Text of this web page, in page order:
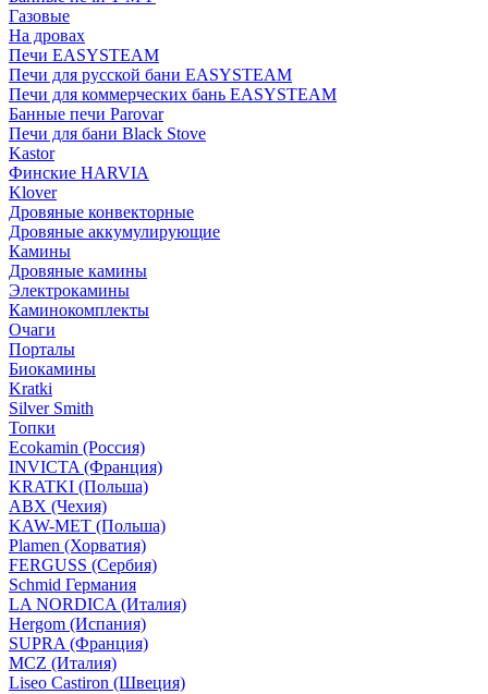
Газовые
На дровах
Печи EASYSTEAM
Печи для русской бани EASYSTEAM
Печи для коммерческих бань EASYSTEAM
Банные печи Parovar
Печи для бани Black Stove
Kastor
Финские HARVIA
Klover
Дровяные конвекторные
Дровяные аккумулирующие
Камины
Дровяные камины
Электрокамины
Каминокомплекты
Очаги
Порталы
Биокамины
Kratki
Silver Smith
Топки
Ecokamin (Россия)
INVICTA (Франция)
KRATKI (Польша)
ABX (Чехия)
KAW-MET (Польша)
Plamen (Хорватия)
FERGUSS (Сербия)
Schmid Германия
LA NORDICA (Италия)
Hergom (Испания)
SUPRA (Франция)
MCZ (Италия)
Liseo Castiron (Швеция)